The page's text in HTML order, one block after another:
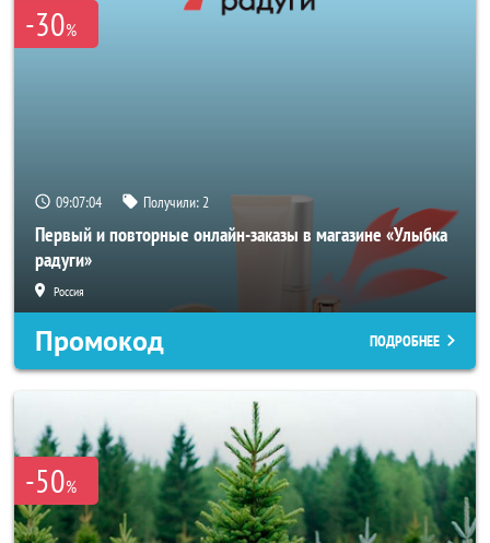
-30%
09:07:03 Получили:2
Первый и повторные онлайн-заказы в магазине «Улыбка
радуги»
Россия
Промокод ПОДРОБНЕЕ
-50%